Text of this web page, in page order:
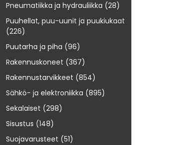
Pneumatiikka ja hydrauliikka (28)
Puuhellat, puu-uunit ja puukiukaat
(226)
Puutarha ja piha (96)
Rakennuskoneet (367)
Rakennustarvikkeet (854)
Sähkö- ja elektroniikka (895)
Sekalaiset (298)
Sisustus (148)
Suojavarusteet (51)